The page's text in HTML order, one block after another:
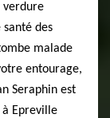
verdure
santé des
malade
entourage,
Seraphin est
à Epreville